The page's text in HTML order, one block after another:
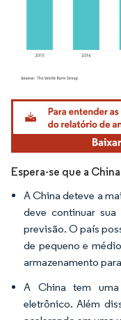
Imagem © Mordor
Espera-se que a
A China deteve a
deve continuar
previsão. O país
de pequeno e
armazenamento
A China tem uma
eletrônico. Além